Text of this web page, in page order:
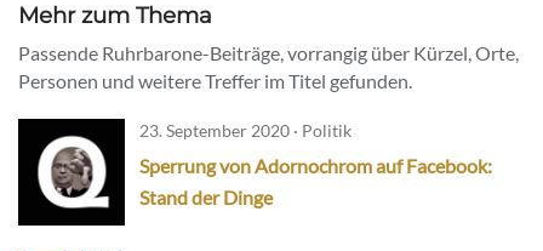
Mehr zum Thema
Passende Ruhrbarone-Beiträge, vorrangig über Kürzel, Orte,
Personen und weitere Treffer im Titel gefunden.
23. September 2020 · Politik
Sperrung von Adornochrom auf Facebook:
Stand der Dinge